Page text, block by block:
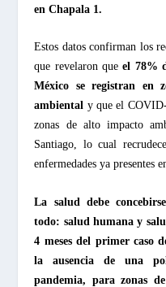
en Chapala 1.
Estos datos confirman los
que revelaron queel 78%
México se registran en
ambiental y queel
zonas de alto impacto
Santiago, lo cual
enfermedades ya presentes
La salud debe
todo: salud humana y
4 meses del primer caso
la ausencia de una
pandemia, para zonas